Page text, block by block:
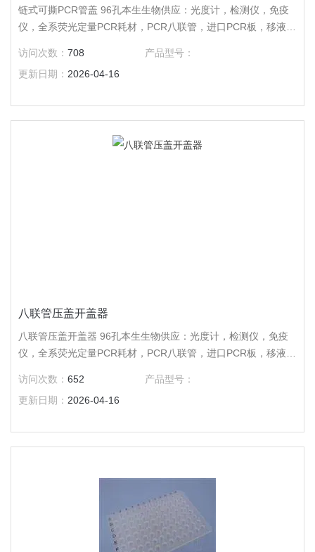
链式可撕PCR管盖 96孔本生生物供应：光度计，检测仪，免疫
仪，全系荧光定量PCR耗材，PCR八联管，进口PCR板，移液器
及手套，色谱耗材，针头过滤器。
访问次数：708
产品型号：
更新日期： 2026-04-16
八联管压盖开盖器
八联管压盖开盖器 96孔本生生物供应：光度计，检测仪，免疫
仪，全系荧光定量PCR耗材，PCR八联管，进口PCR板，移液器
及手套，色谱耗材，针头过滤器。
访问次数：652
产品型号：
更新日期： 2026-04-16